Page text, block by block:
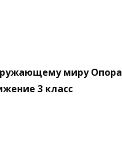
миру Опора
3 класс